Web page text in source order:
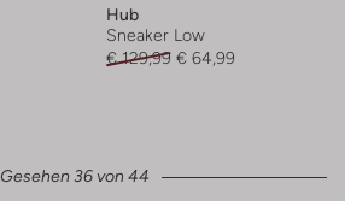
Hub
Sneaker Low
€ 129,99 € 64,99
Gesehen 36 von 44